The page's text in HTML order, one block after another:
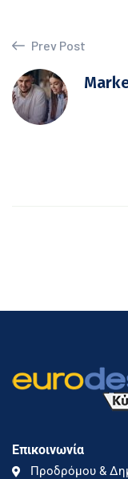
Prev Post
Επικοινωνία
Προδρόμου &